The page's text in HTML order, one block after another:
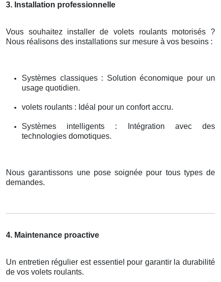
3. Installation professionnelle
Vous souhaitez installer de volets roulants motorisés ?
Nous réalisons des installations sur mesure à vos besoins :
Systèmes classiques : Solution économique pour un
usage quotidien.
volets roulants : Idéal pour un confort accru.
Systèmes intelligents : Intégration avec des
technologies domotiques.
Nous garantissons une pose soignée pour tous types de
demandes.
4. Maintenance proactive
Un entretien régulier est essentiel pour garantir la durabilité
de vos volets roulants.